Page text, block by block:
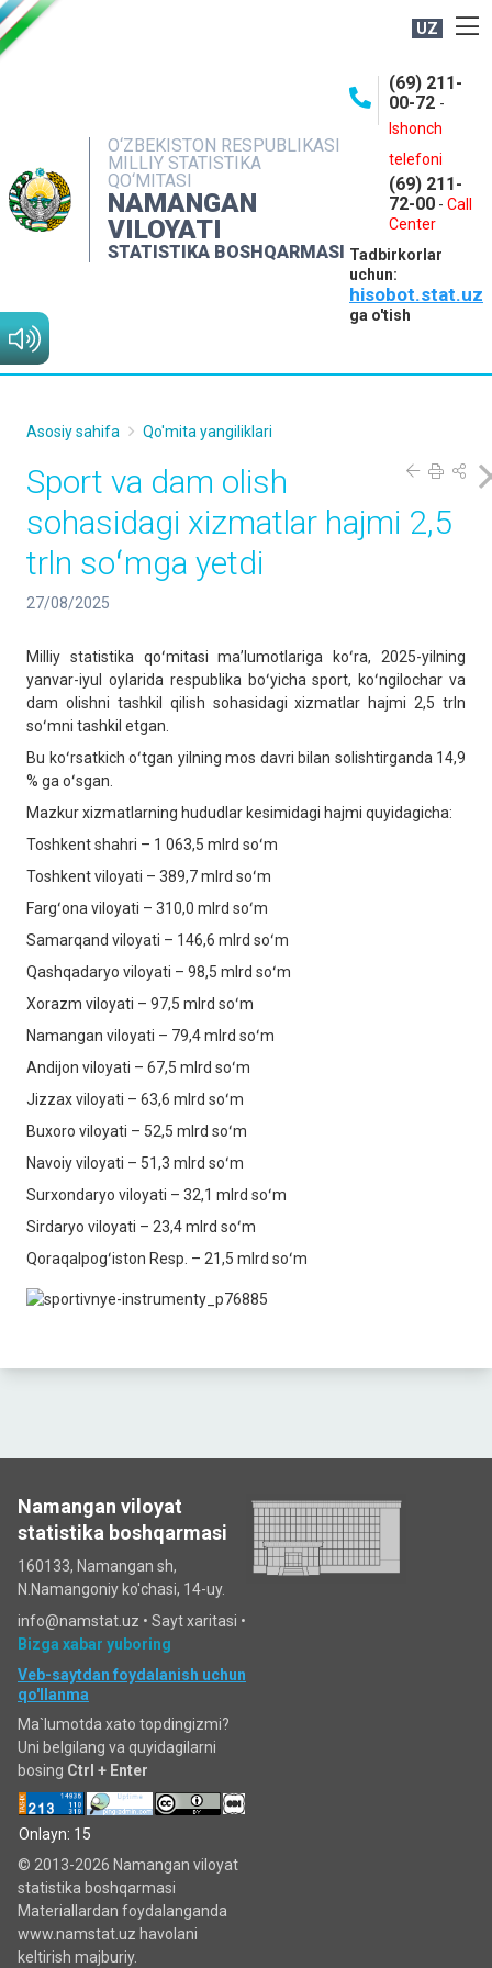
UZ
O‘ZBEKISTON RESPUBLIKASI
MILLIY STATISTIKA
QO‘MITASI
NAMANGAN
VILOYATI
STATISTIKA BOSHQARMASI
(69) 211-
00-72 -
Ishonch
telefoni
(69) 211-
72-00 - Call
Center
Tadbirkorlar
uchun:
hisobot.stat.uz
ga o'tish
NASHRLAR
INTERAKTIV XIZMATLAR
MATBUOT XIZMATI
MUROJAATLAR
Asosiy sahifa Qo'mita yangiliklari
Sport va dam olish
sohasidagi xizmatlar hajmi 2,5
trln soʻmga yetdi
27/08/2025
Milliy statistika qoʻmitasi maʼlumotlariga koʻra, 2025-yilning
yanvar-iyul oylarida respublika boʻyicha sport, koʻngilochar va
dam olishni tashkil qilish sohasidagi xizmatlar hajmi 2,5 trln
soʻmni tashkil etgan.
Bu koʻrsatkich oʻtgan yilning mos davri bilan solishtirganda 14,9
% ga oʻsgan.
Mazkur xizmatlarning hududlar kesimidagi hajmi quyidagicha:
Toshkent shahri – 1 063,5 mlrd soʻm
Toshkent viloyati – 389,7 mlrd soʻm
Fargʻona viloyati – 310,0 mlrd soʻm
Samarqand viloyati – 146,6 mlrd soʻm
Qashqadaryo viloyati – 98,5 mlrd soʻm
Xorazm viloyati – 97,5 mlrd soʻm
Namangan viloyati – 79,4 mlrd soʻm
Andijon viloyati – 67,5 mlrd soʻm
Jizzax viloyati – 63,6 mlrd soʻm
Buxoro viloyati – 52,5 mlrd soʻm
Navoiy viloyati – 51,3 mlrd soʻm
Surxondaryo viloyati – 32,1 mlrd soʻm
Sirdaryo viloyati – 23,4 mlrd soʻm
Qoraqalpogʻiston Resp. – 21,5 mlrd soʻm
Namangan viloyat
statistika boshqarmasi
160133, Namangan sh,
N.Namangoniy ko'chasi, 14-uy.
info@namstat.uz • Sayt xaritasi •
Bizga xabar yuboring
Veb-saytdan foydalanish uchun
qo'llanma
Ma`lumotda xato topdingizmi?
Uni belgilang va quyidagilarni
bosing Ctrl + Enter
Onlayn: 15
© 2013-2026 Namangan viloyat
statistika boshqarmasi
Materiallardan foydalanganda
www.namstat.uz havolani
keltirish majburiy.